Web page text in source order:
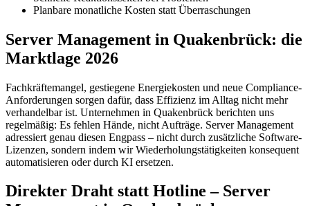
Planbare monatliche Kosten statt Überraschungen
Server Management in Quakenbrück: die
Marktlage 2026
Fachkräftemangel, gestiegene Energiekosten und neue Compliance-
Anforderungen sorgen dafür, dass Effizienz im Alltag nicht mehr
verhandelbar ist. Unternehmen in Quakenbrück berichten uns
regelmäßig: Es fehlen Hände, nicht Aufträge. Server Management
adressiert genau diesen Engpass – nicht durch zusätzliche Software-
Lizenzen, sondern indem wir Wiederholungstätigkeiten konsequent
automatisieren oder durch KI ersetzen.
Direkter Draht statt Hotline – Server